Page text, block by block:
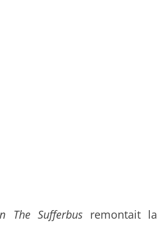
The Sufferbusremontait la